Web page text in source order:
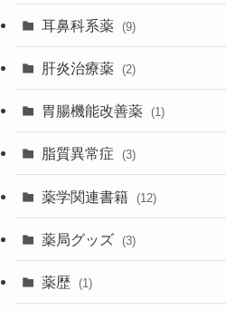
耳鼻科系薬 (9)
肝炎治療薬 (2)
胃腸機能改善薬 (1)
脂質異常症 (3)
薬学関連書籍 (12)
薬局グッズ (3)
薬歴 (1)